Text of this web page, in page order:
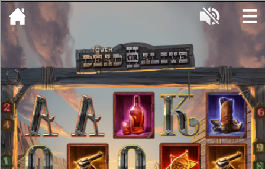
[object HTMLMetaElement]
пополнить счет